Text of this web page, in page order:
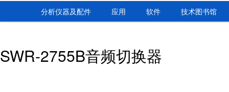
分析仪器及配件 应用 软件 技术图书馆
SWR-2755B音频切换器